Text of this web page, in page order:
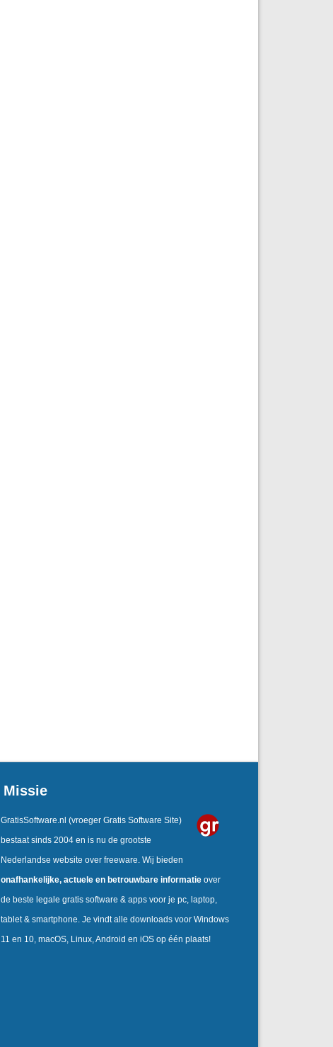
Missie
GratisSoftware.nl (vroeger Gratis Software Site)
bestaat sinds 2004 en is nu de grootste
Nederlandse website over freeware. Wij bieden
onafhankelijke, actuele en betrouwbare informatie over
de beste legale gratis software & apps voor je pc, laptop,
tablet & smartphone. Je vindt alle downloads voor Windows
11 en 10, macOS, Linux, Android en iOS op één plaats!